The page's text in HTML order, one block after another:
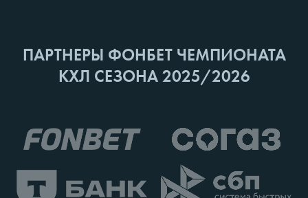
ПАРТНЕРЫ ФОНБЕТ ЧЕМПИОНАТА
КХЛ СЕЗОНА 2025/2026